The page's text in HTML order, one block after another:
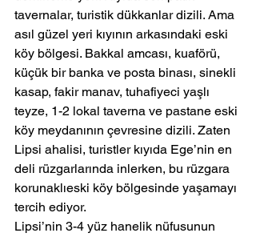
tavernalar, turistik dükkanlar dizili. Ama
asıl güzel yeri kıyının arkasındaki eski
köy bölgesi. Bakkal amcası, kuaförü,
küçük bir banka ve posta binası, sinekli
kasap, fakir manav, tuhafiyeci yaşlı
teyze, 1-2 lokal taverna ve pastane eski
köy meydanının çevresine dizili. Zaten
Lipsi ahalisi, turistler kıyıda Ege’nin en
deli rüzgarlarında inlerken, bu rüzgara
korunaklıeski köy bölgesinde yaşamayı
tercih ediyor.
Lipsi’nin 3-4 yüz hanelik nüfusunun